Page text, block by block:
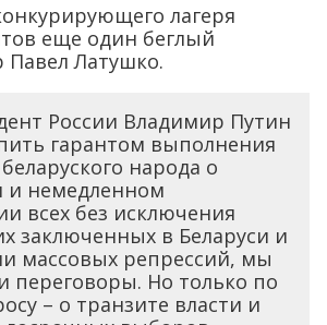
лагеря
еще один беглый
Латушко.
России Владимир Путин
гарантом выполнения
народа о
и немедленном
всех без исключения
заключенных в Беларуси и
массовых репрессий, мы
переговоры. Но только по
– о транзите власти и